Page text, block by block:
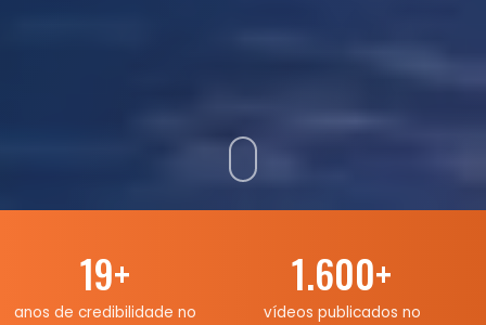
19+
anos de credibilidade no
1.600+
vídeos publicados no